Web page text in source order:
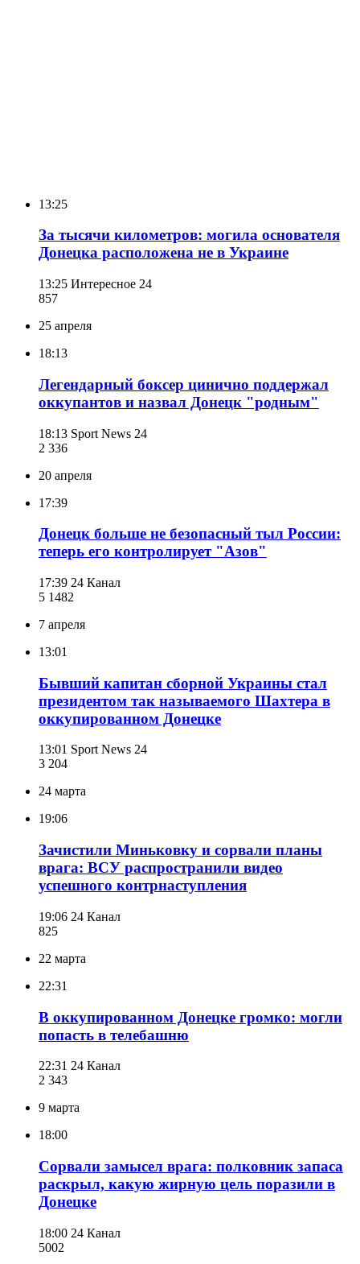
13:25
За тысячи километров: могила основателя
Донецка расположена не в Украине
13:25 Интересное 24
857
25 апреля
18:13
Легендарный боксер цинично поддержал
оккупантов и назвал Донецк "родным"
18:13 Sport News 24
2 336
20 апреля
17:39
Донецк больше не безопасный тыл России:
теперь его контролирует "Азов"
17:39 24 Канал
5 1482
7 апреля
13:01
Бывший капитан сборной Украины стал
президентом так называемого Шахтера в
оккупированном Донецке
13:01 Sport News 24
3 204
24 марта
19:06
Зачистили Миньковку и сорвали планы
врага: ВСУ распространили видео
успешного контрнаступления
19:06 24 Канал
825
22 марта
22:31
В оккупированном Донецке громко: могли
попасть в телебашню
22:31 24 Канал
2 343
9 марта
18:00
Сорвали замысел врага: полковник запаса
раскрыл, какую жирную цель поразили в
Донецке
18:00 24 Канал
5002